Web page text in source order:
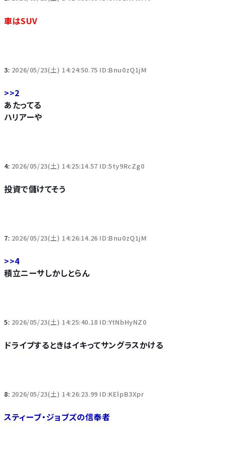
車はSUV
3: 2026/05/23(土) 14:24:50.75 ID:Bnu0zQ1jM
>>2
あたってる
ハリアーや
4: 2026/05/23(土) 14:25:14.57 ID:5ty9RcZg0
投資で儲けてそう
7: 2026/05/23(土) 14:26:14.26 ID:Bnu0zQ1jM
>>4
積立ニーサしかしとらん
5: 2026/05/23(土) 14:25:40.18 ID:YtNbHyNZ0
ドライブするときはイキってサングラスかける
8: 2026/05/23(土) 14:26:23.99 ID:KElpB3Xpr
スティーブ・ジョブズの信奉者